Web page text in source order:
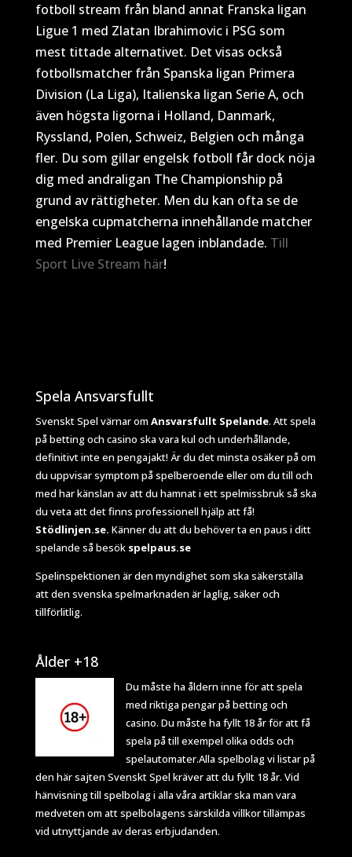
fotboll stream från bland annat Franska ligan
Ligue 1 med Zlatan Ibrahimovic i PSG som
mest tittade alternativet. Det visas också
fotbollsmatcher från Spanska ligan Primera
Division (La Liga), Italienska ligan Serie A, och
även högsta ligorna i Holland, Danmark,
Ryssland, Polen, Schweiz, Belgien och många
fler. Du som gillar engelsk fotboll får dock nöja
dig med andraligan The Championship på
grund av rättigheter. Men du kan ofta se de
engelska cupmatcherna innehållande matcher
med Premier League lagen inblandade. Till
Sport Live Stream här!
Spela Ansvarsfullt
Svenskt Spel värnar om Ansvarsfullt Spelande. Att spela
på betting och casino ska vara kul och underhållande,
definitivt inte en pengajakt! Är du det minsta osäker på om
du uppvisar symptom på spelberoende eller om du till och
med har känslan av att du hamnat i ett spelmissbruk så ska
du veta att det finns professionell hjälp att få!
Stödlinjen.se. Känner du att du behöver ta en paus i ditt
spelande så besök spelpaus.se
Spelinspektionen är den myndighet som ska säkerställa
att den svenska spelmarknaden är laglig, säker och
tillförlitlig.
Ålder +18
Du måste ha åldern inne för att spela
med riktiga pengar på betting och
casino. Du måste ha fyllt 18 år för att få
spela på till exempel olika odds och
spelautomater.Alla spelbolag vi listar på
den här sajten Svenskt Spel kräver att du fyllt 18 år. Vid
hänvisning till spelbolag i alla våra artiklar ska man vara
medveten om att spelbolagens särskilda villkor tillämpas
vid utnyttjande av deras erbjudanden.